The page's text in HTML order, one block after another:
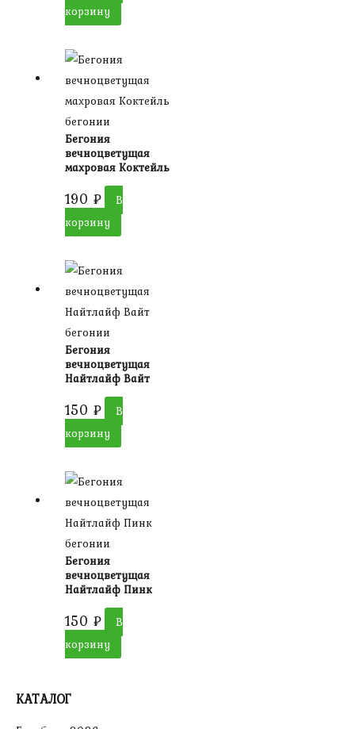
КАТАЛОГ
корзину
бегонии
Бегония
вечноцветущая
махровая Коктейль
190 ₽
В
корзину
бегонии
Бегония
вечноцветущая
Найтлайф Вайт
150 ₽
В
корзину
бегонии
Бегония
вечноцветущая
Найтлайф Пинк
150 ₽
В
корзину